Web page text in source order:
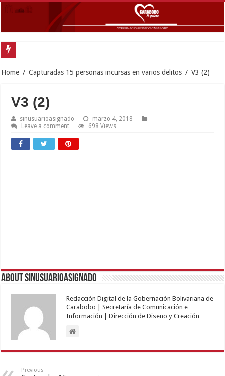
Home / Capturadas 15 personas incursas en varios delitos / V3 (2)
V3 (2)
sinusuarioasignado
marzo 4, 2018
Leave a comment
698 Views
About sinusuarioasignado
Redacción Digital de la Gobernación Bolivariana de
Carabobo | Secretaría de Comunicación e
Información | Dirección de Diseño y Creación
Previous